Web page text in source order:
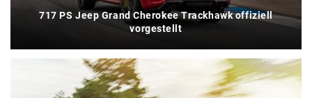
717 PS Jeep Grand Cherokee Trackhawk offiziell
vorgestellt